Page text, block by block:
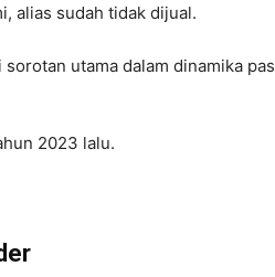
alias sudah tidak dijual.
utama dalam dinamika
2023 lalu.